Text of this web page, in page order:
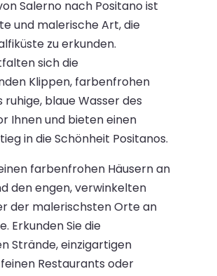
Salerno nach Positano ist
und malerische Art, die
zu erkunden.
sich die
Klippen, farbenfrohen
ruhige, blaue Wasser des
Ihnen und bieten einen
in die Schönheit Positanos.
farbenfrohen Häusern an
den engen, verwinkelten
der malerischsten Orte an
Erkunden Sie die
Strände, einzigartigen
Restaurants oder